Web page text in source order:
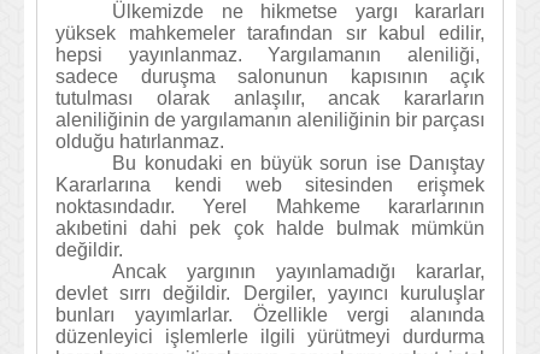
Ülkemizde ne hikmetse yargı kararları
yüksek mahkemeler tarafından sır kabul edilir,
hepsi yayınlanmaz. Yargılamanın aleniliği,
sadece duruşma salonunun kapısının açık
tutulması olarak anlaşılır, ancak kararların
aleniliğinin de yargılamanın aleniliğinin bir parçası
olduğu hatırlanmaz.
Bu konudaki en büyük sorun ise Danıştay
Kararlarına kendi web sitesinden erişmek
noktasındadır. Yerel Mahkeme kararlarının
akıbetini dahi pek çok halde bulmak mümkün
değildir.
Ancak yargının yayınlamadığı kararlar,
devlet sırrı değildir. Dergiler, yayıncı kuruluşlar
bunları yayımlarlar. Özellikle vergi alanında
düzenleyici işlemlerle ilgili yürütmeyi durdurma